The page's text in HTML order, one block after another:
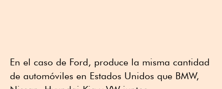
En el caso de Ford, produce la misma cantidad
de automóviles en Estados Unidos que BMW,